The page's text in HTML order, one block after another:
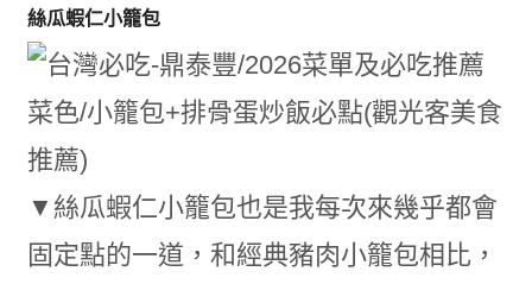
絲瓜蝦仁小籠包
▼絲瓜蝦仁小籠包也是我每次來幾乎都會
固定點的一道，和經典豬肉小籠包相比，